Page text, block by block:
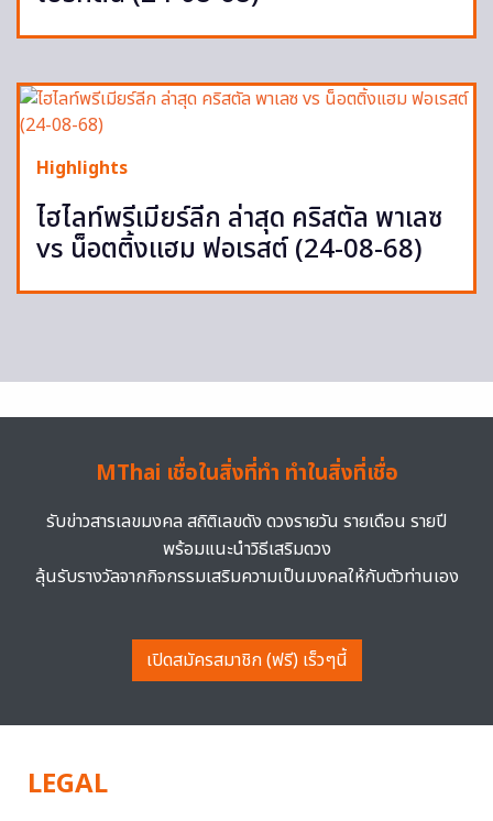
Highlights
ไฮไลท์พรีเมียร์ลีก ล่าสุด คริสตัล พาเลซ
vs น็อตติ้งแฮม ฟอเรสต์ (24-08-68)
MThai เชื่อในสิ่งที่ทำ ทำในสิ่งที่เชื่อ
รับข่าวสารเลขมงคล สถิติเลขดัง ดวงรายวัน รายเดือน รายปี
พร้อมแนะนำวิธีเสริมดวง
ลุ้นรับรางวัลจากกิจกรรมเสริมความเป็นมงคลให้กับตัวท่านเอง
เปิดสมัครสมาชิก (ฟรี) เร็วๆนี้
LEGAL